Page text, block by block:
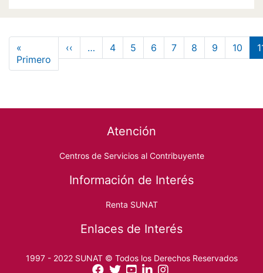
Paginación
«
Primero Primera página
‹‹ Página anterior
… 4 5 6 7 8 9 10
Atención
Centros de Servicios al Contribuyente
Información de Interés
Renta SUNAT
Enlaces de Interés
1997 - 2022 SUNAT © Todos los Derechos Reservados